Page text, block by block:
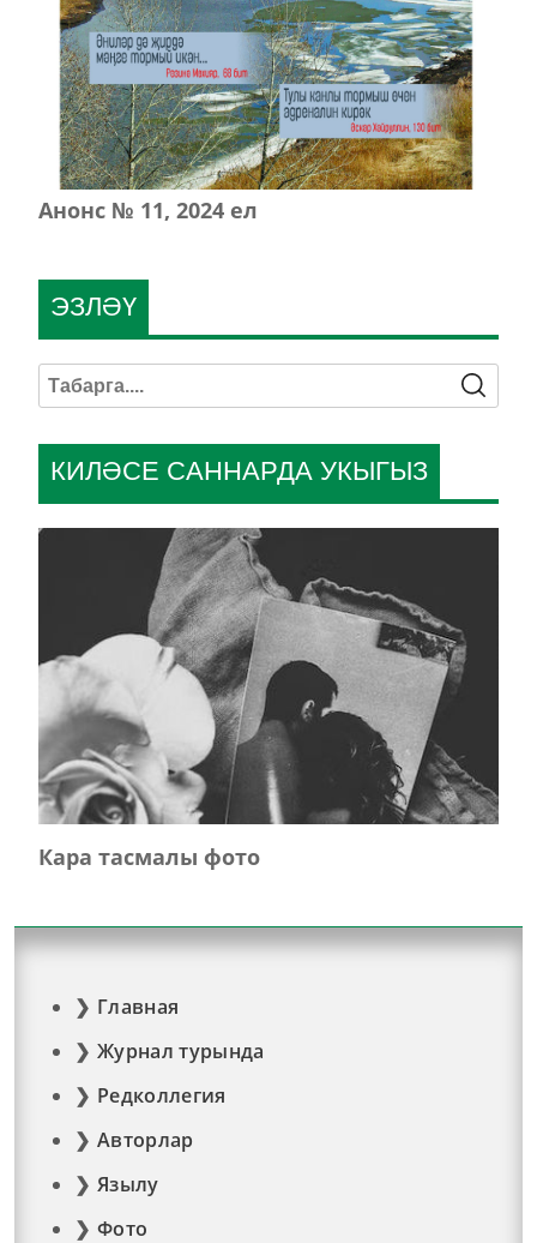
Анонс № 11, 2024 ел
КИЛӘСЕ САННАРДА УКЫГЫЗ
Кара тасмалы фото
ЭЗЛӘҮ
Главная
Журнал турында
Редколлегия
Авторлар
Язылу
Фото